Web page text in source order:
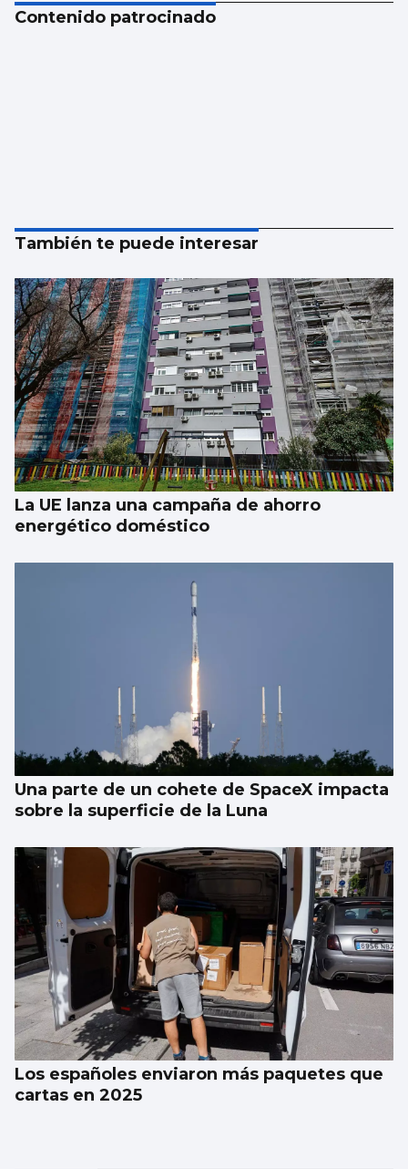
Contenido patrocinado
También te puede interesar
La UE lanza una campaña de ahorro
energético doméstico
Una parte de un cohete de SpaceX impacta
sobre la superficie de la Luna
Los españoles enviaron más paquetes que
cartas en 2025